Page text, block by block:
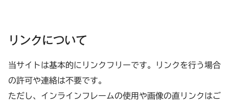
リンクについて
当サイトは基本的にリンクフリーです。リンクを行う場合
の許可や連絡は不要です。
ただし、インラインフレームの使用や画像の直リンクはご